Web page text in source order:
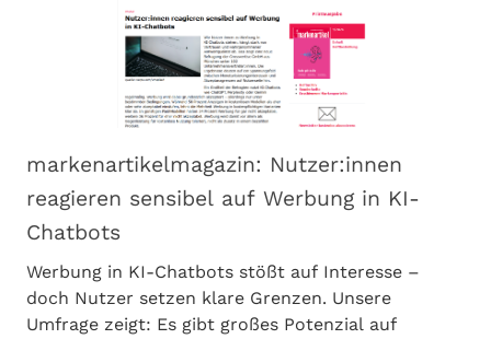
markenartikelmagazin: Nutzer:innen
reagieren sensibel auf Werbung in KI-
Chatbots
Werbung in KI-Chatbots stößt auf Interesse –
doch Nutzer setzen klare Grenzen. Unsere
Umfrage zeigt: Es gibt großes Potenzial auf